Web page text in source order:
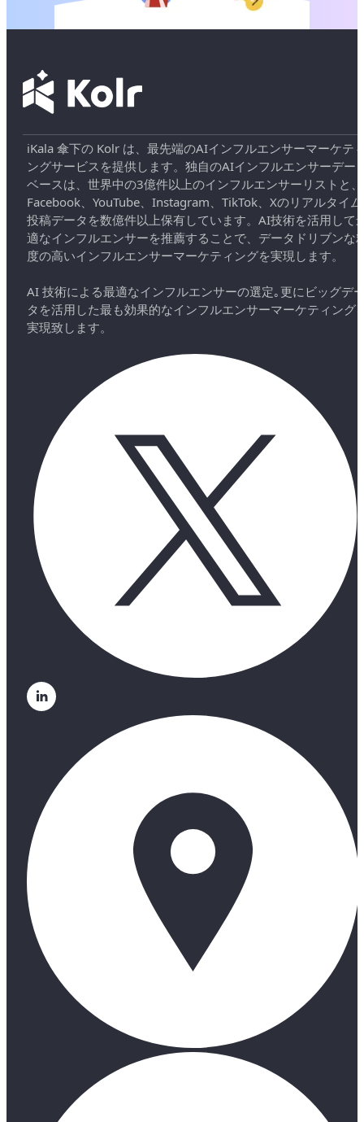
iKala 傘下の Kolr は、最先端のAIインフルエンサーマーケテ
ングサービスを提供します。独自のAIインフルエンサーデー
ベースは、世界中の3億件以上のインフルエンサーリストと、
Facebook、YouTube、Instagram、TikTok、Xのリアルタイム
投稿データを数億件以上保有しています。AI技術を活用して
適なインフルエンサーを推薦することで、データドリブンな
度の高いインフルエンサーマーケティングを実現します。
AI 技術による最適なインフルエンサーの選定｡更にビッグデ
タを活用した最も効果的なインフルエンサーマーケティング
実現致します。